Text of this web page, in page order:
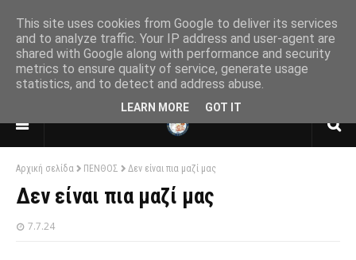
ΕΝΩΣΗ ΑΠΟΣΤΡΑΤΩΝ ΑΞΙΩΜΑΤΙΚΩΝ
ΑΕΡΟΠΟΡΙΑΣ
ΠΑΡΑΡΤΗΜΑ ΘΕΣΣΑΛΟΝΙΚΗΣ
Αρχική σελίδα ΠΕΝΘΟΣ Δεν είναι πια μαζί μας
Δεν είναι πια μαζί μας
7.7.24
This site uses cookies from Google to deliver its services
and to analyze traffic. Your IP address and user-agent are
shared with Google along with performance and security
metrics to ensure quality of service, generate usage
statistics, and to detect and address abuse.
LEARN MORE GOT IT